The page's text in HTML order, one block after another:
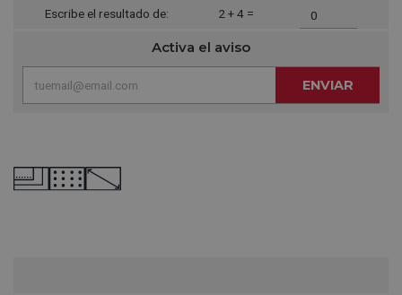
Escribe el resultado de: 2 + 4 =
Activa el aviso
ENVIAR